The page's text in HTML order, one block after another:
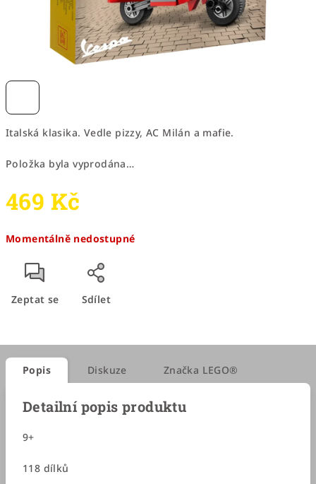
Italská klasika. Vedle pizzy, AC Milán a mafie.
Položka byla vyprodána…
469 Kč
cena:
Momentálně nedostupné
Zeptat se Sdílet
Popis Diskuze Značka LEGO®
Detailní popis produktu
9+
118 dílků